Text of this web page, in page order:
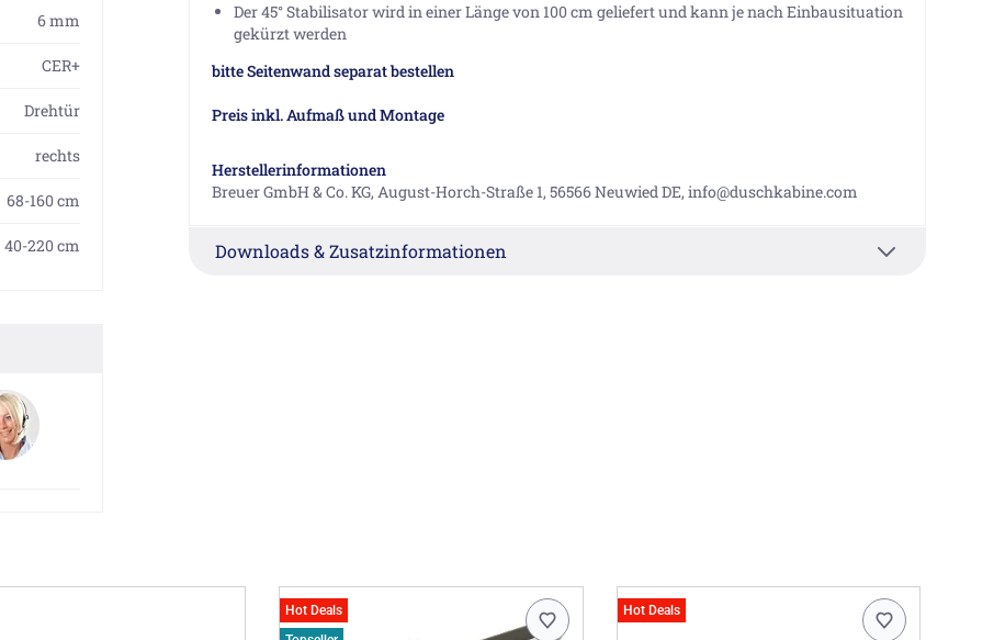
6 mm
CER+
Drehtür
rechts
68-160 cm
40-220 cm
Der 45° Stabilisator wird in einer Länge von 100 cm geliefert und kann je nach Einbausituation
gekürzt werden
bitte Seitenwand separat bestellen
Preis inkl. Aufmaß und Montage
Herstellerinformationen
Breuer GmbH & Co. KG, August-Horch-Straße 1, 56566 Neuwied DE, info@duschkabine.com
Downloads & Zusatzinformationen
Hot Deals
Hot Deals